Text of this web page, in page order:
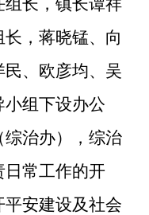
， 蒋晓锰、向
、欧彦均、吴
小组下设办公
综治办） ， 综治
日常工作的开
安建设及社会